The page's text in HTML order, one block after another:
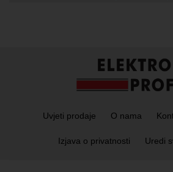
Uvjeti prodaje O nama
Izjava o privatnosti Uredi